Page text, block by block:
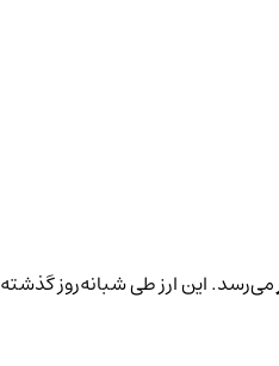
می‌رسد. این ارز طی شبانه‌روز گذشته